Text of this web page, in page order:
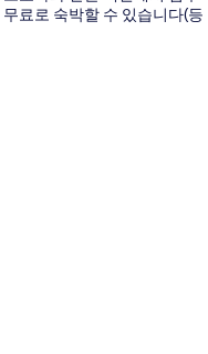
료로 숙박할 수 있습니다(등